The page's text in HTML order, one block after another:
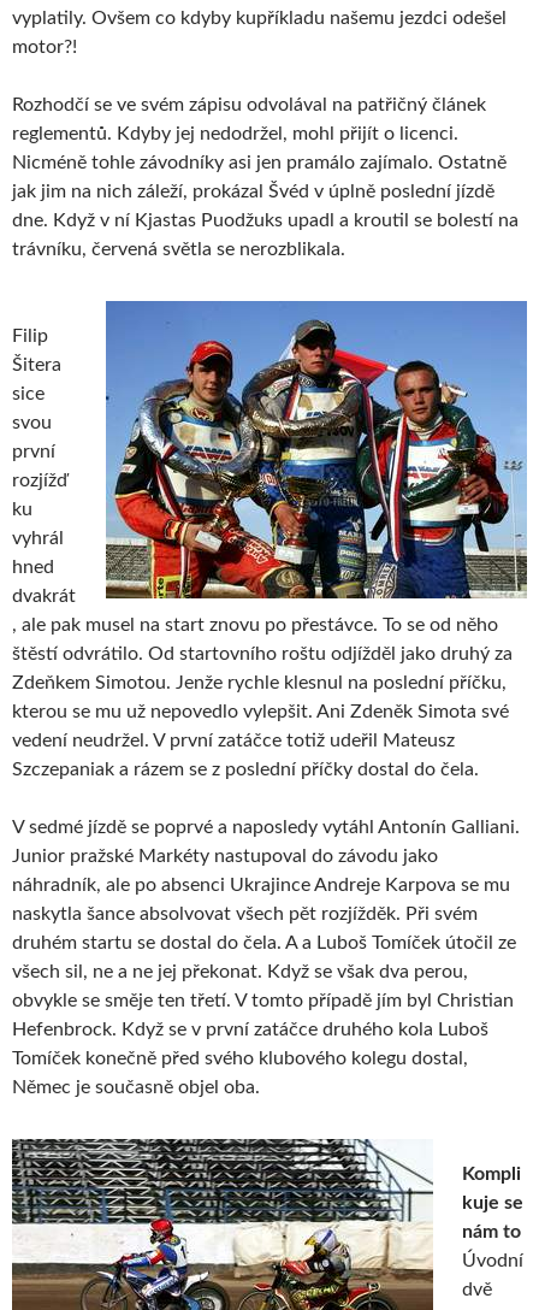
vyplatily. Ovšem co kdyby kupříkladu našemu jezdci odešel
motor?!
Rozhodčí se ve svém zápisu odvolával na patřičný článek
reglementů. Kdyby jej nedodržel, mohl přijít o licenci.
Nicméně tohle závodníky asi jen pramálo zajímalo. Ostatně
jak jim na nich záleží, prokázal Švéd v úplně poslední jízdě
dne. Když v ní Kjastas Puodžuks upadl a kroutil se bolestí na
trávníku, červená světla se nerozblikala.
Filip
Šitera
sice
svou
první
rozjížď
ku
vyhrál
hned
dvakrát
, ale pak musel na start znovu po přestávce. To se od něho
štěstí odvrátilo. Od startovního roštu odjížděl jako druhý za
Zdeňkem Simotou. Jenže rychle klesnul na poslední příčku,
kterou se mu už nepovedlo vylepšit. Ani Zdeněk Simota své
vedení neudržel. V první zatáčce totiž udeřil Mateusz
Szczepaniak a rázem se z poslední příčky dostal do čela.
V sedmé jízdě se poprvé a naposledy vytáhl Antonín Galliani.
Junior pražské Markéty nastupoval do závodu jako
náhradník, ale po absenci Ukrajince Andreje Karpova se mu
naskytla šance absolvovat všech pět rozjížděk. Při svém
druhém startu se dostal do čela. A a Luboš Tomíček útočil ze
všech sil, ne a ne jej překonat. Když se však dva perou,
obvykle se směje ten třetí. V tomto případě jím byl Christian
Hefenbrock. Když se v první zatáčce druhého kola Luboš
Tomíček konečně před svého klubového kolegu dostal,
Němec je současně objel oba.
Kompli
kuje se
nám to
Úvodní
dvě